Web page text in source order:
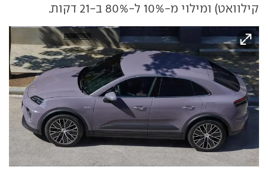
קילוואט) ומילוי מ-10% ל-80% ב-21 דקות.